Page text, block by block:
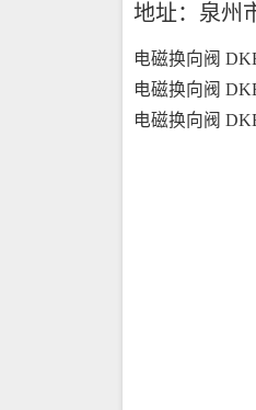
地址：泉州
电磁换向阀
电磁换向阀
电磁换向阀